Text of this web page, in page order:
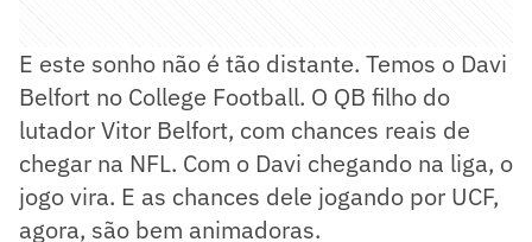
E este sonho não é tão distante. Temos o Davi
Belfort no College Football. O QB filho do
lutador Vitor Belfort, com chances reais de
chegar na NFL. Com o Davi chegando na liga, o
jogo vira. E as chances dele jogando por UCF,
agora, são bem animadoras.